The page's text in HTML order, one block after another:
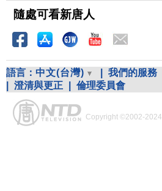
隨處可看新唐人
語言： 中文(台灣) 我們的服務
澄清與更正 倫理委員會
Copyright ©2002-2024